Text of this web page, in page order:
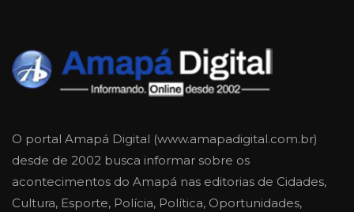
O portal Amapá Digital (www.amapadigital.com.br)
desde de 2002 busca informar sobre os
acontecimentos do Amapá nas editorias de Cidades,
Cultura, Esporte, Polícia, Política, Oportunidades,